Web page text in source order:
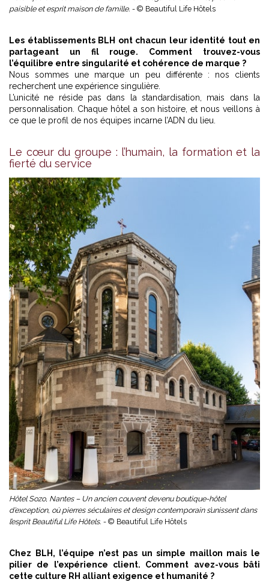
paisible et esprit maison de famille. - © Beautiful Life Hôtels
Les établissements BLH ont chacun leur identité tout en
partageant un fil rouge. Comment trouvez-vous
l’équilibre entre singularité et cohérence de marque ?
Nous sommes une marque un peu différente : nos clients
recherchent une expérience singulière.
L’unicité ne réside pas dans la standardisation, mais dans la
personnalisation. Chaque hôtel a son histoire, et nous veillons à
ce que le profil de nos équipes incarne l’ADN du lieu.
Le cœur du groupe : l’humain, la formation et la
fierté du service
Hôtel Sozo, Nantes – Un ancien couvent devenu boutique-hôtel
d’exception, où pierres séculaires et design contemporain s’unissent dans
l’esprit Beautiful Life Hôtels. - © Beautiful Life Hôtels
Chez BLH, l’équipe n’est pas un simple maillon mais le
pilier de l’expérience client. Comment avez-vous bâti
cette culture RH alliant exigence et humanité ?